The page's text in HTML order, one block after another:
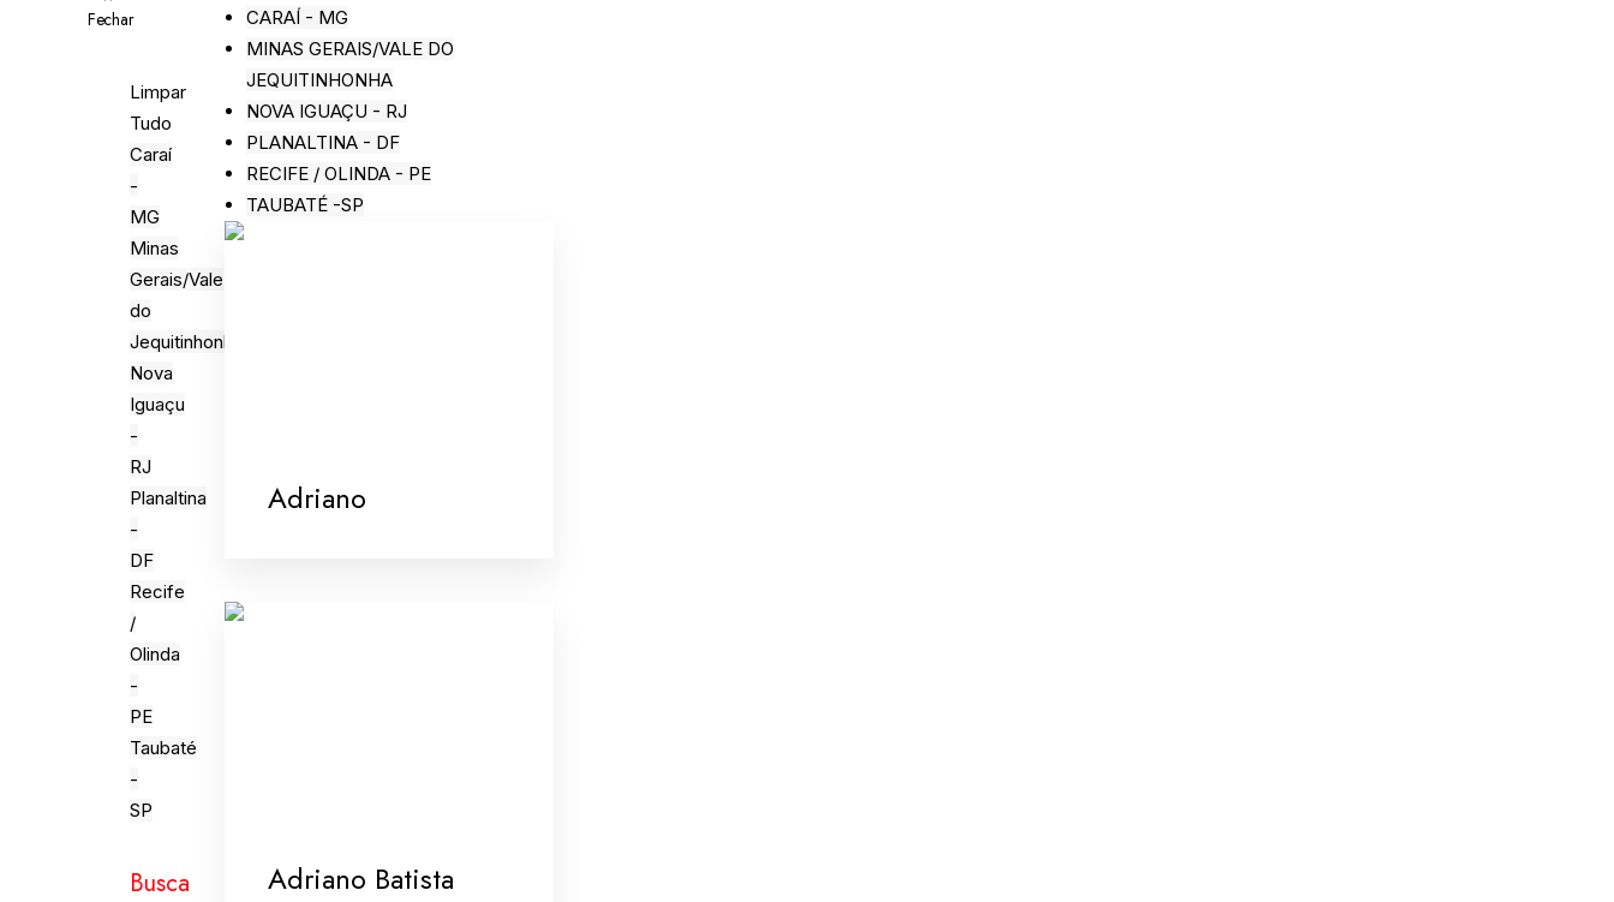
Fechar
Limpar
Tudo
Caraí
-
MG
Minas
Gerais/Vale
do
Jequitinhonha
Nova
Iguaçu
-
RJ
Planaltina
-
DF
Recife
/
Olinda
-
PE
Taubaté
-
SP
Busca
CARAÍ - MG
MINAS GERAIS/VALE DO
JEQUITINHONHA
NOVA IGUAÇU - RJ
PLANALTINA - DF
RECIFE / OLINDA - PE
TAUBATÉ -SP
Adriano
Adriano Batista